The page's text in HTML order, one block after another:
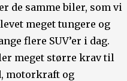
de samme biler, som vi
meget tungere og
flere SUV’er i dag.
meget større krav til
motorkraft og